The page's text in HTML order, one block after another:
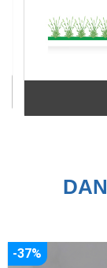
-37%